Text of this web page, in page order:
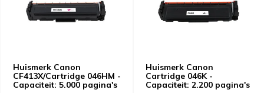
Huismerk Canon
CF413X/Cartridge 046HM -
Capaciteit: 5.000 pagina's
Huismerk Canon
Cartridge 046K -
Capaciteit: 2.200 pagina's